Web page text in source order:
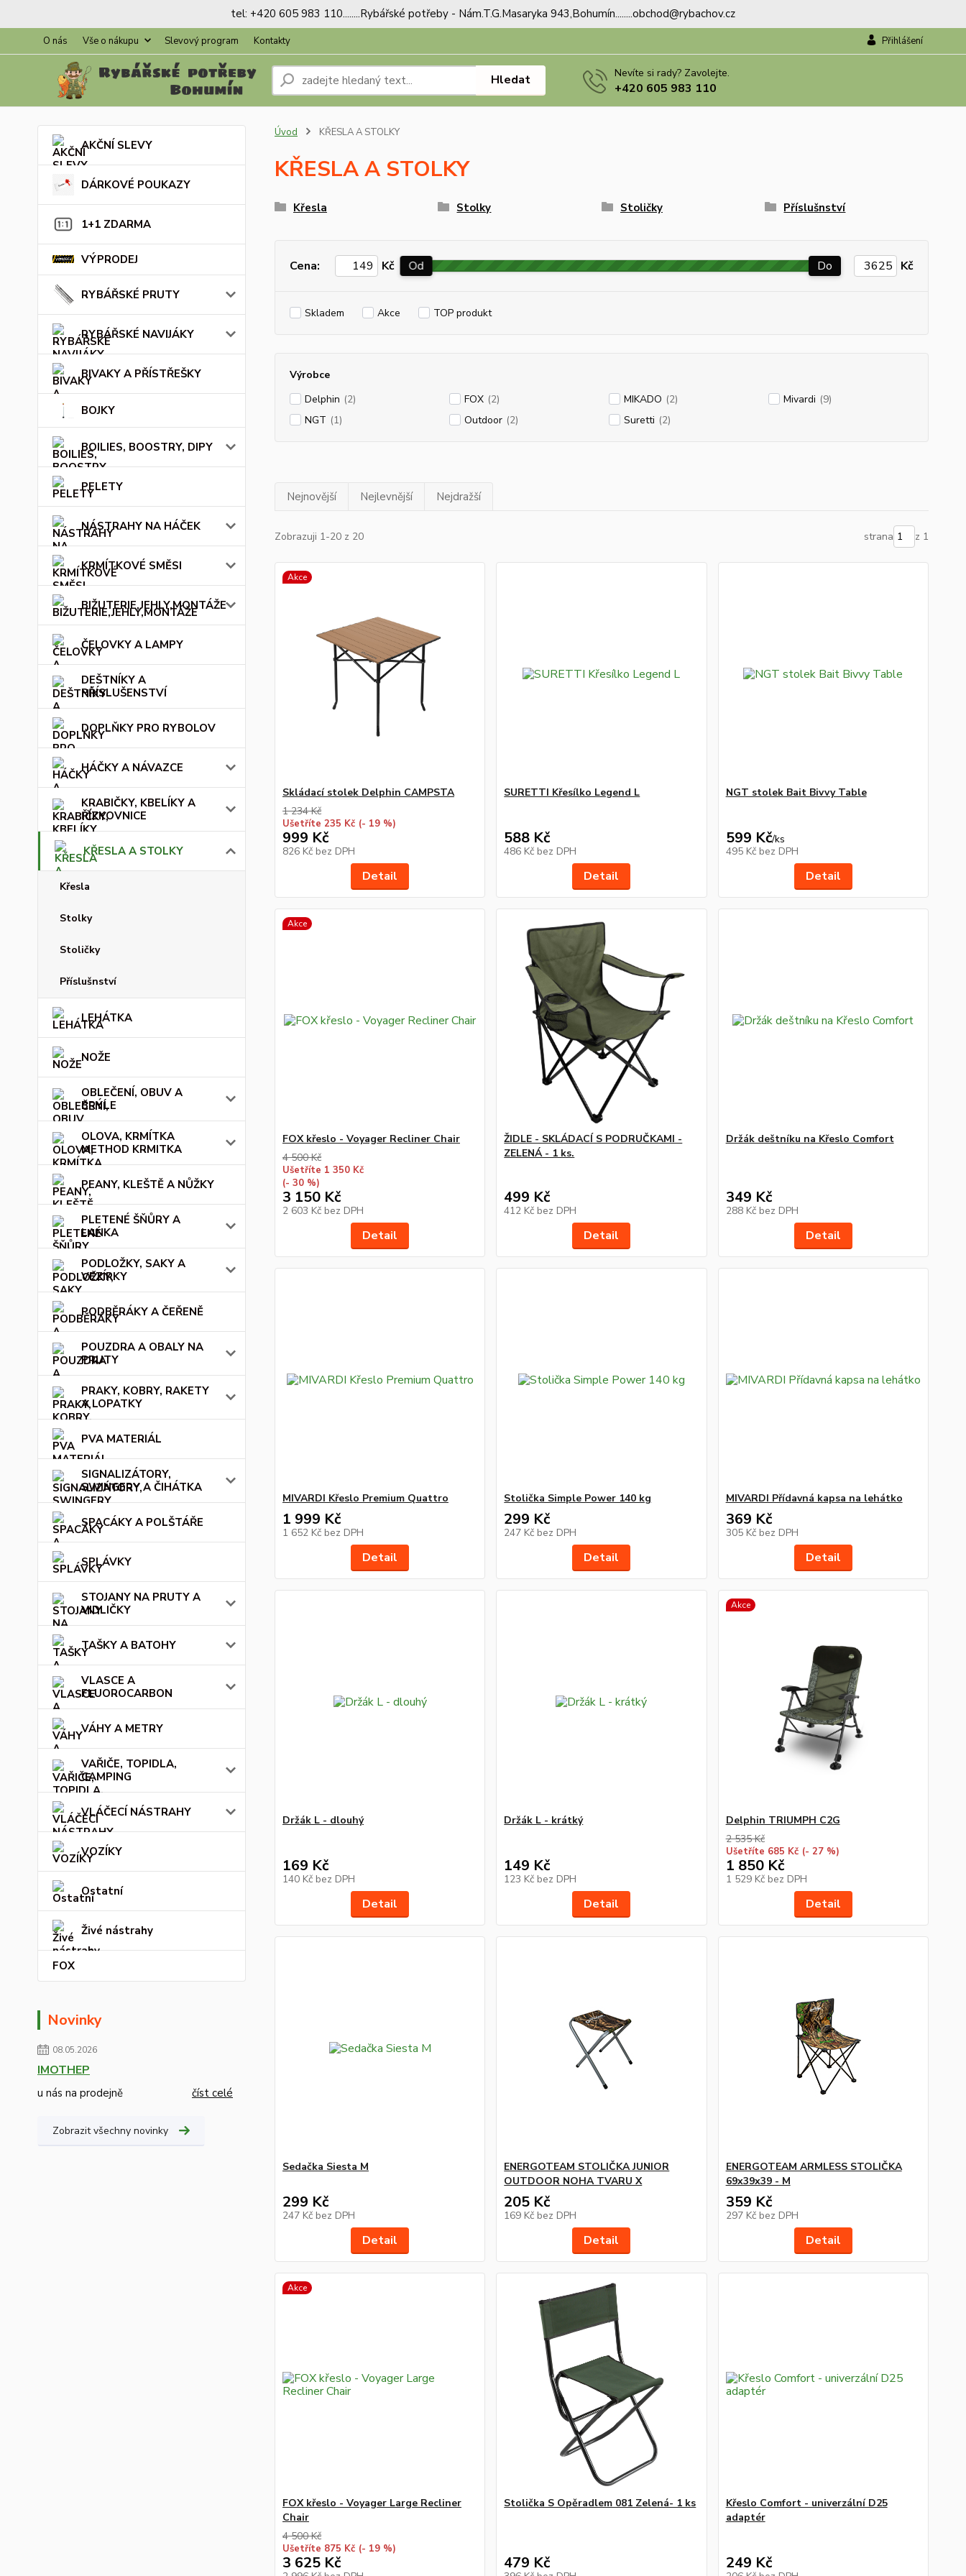
tel: +420 605 983 110........Rybářské potřeby - Nám.T.G.Masaryka 943,Bohumín........obchod@rybachov.cz
O nás Vše o nákupu Slevový program Kontakty Přihlášení
Hledat Nevíte si rady? Zavolejte.
+420 605 983 110
AKČNÍ SLEVY
DÁRKOVÉ POUKAZY
1+1 ZDARMA
VÝPRODEJ
RYBÁŘSKÉ PRUTY
RYBÁŘSKÉ NAVIJÁKY
BIVAKY A PŘÍSTŘEŠKY
BOJKY
BOILIES, BOOSTRY, DIPY
PELETY
NÁSTRAHY NA HÁČEK
KRMÍTKOVÉ SMĚSI
BIŽUTERIE,JEHLY,MONTÁŽE
ČELOVKY A LAMPY
DEŠTNÍKY A
PŘÍSLUŠENSTVÍ
DOPLŇKY PRO RYBOLOV
HÁČKY A NÁVAZCE
KRABIČKY, KBELÍKY A
ŘÍZKOVNICE
KŘESLA A STOLKY
Křesla
Stolky
Stoličky
Příslušnství
LEHÁTKA
NOŽE
OBLEČENÍ, OBUV A
BRÝLE
OLOVA, KRMÍTKA
METHOD KRMITKA
PEANY, KLEŠTĚ A NŮŽKY
PLETENÉ ŠŇŮRY A
LANKA
PODLOŽKY, SAKY A
VEZÍRKY
PODBĚRÁKY A ČEŘENĚ
POUZDRA A OBALY NA
PRUTY
PRAKY, KOBRY, RAKETY
A LOPATKY
PVA MATERIÁL
SIGNALIZÁTORY,
SWINGERY A ČIHÁTKA
SPACÁKY A POLŠTÁŘE
SPLÁVKY
STOJANY NA PRUTY A
VIDLIČKY
TAŠKY A BATOHY
VLASCE A
FLUOROCARBON
VÁHY A METRY
VAŘIČE, TOPIDLA,
CAMPING
VLÁČECÍ NÁSTRAHY
VOZÍKY
Ostatní
Živé nástrahy
FOX
Novinky
08.05.2026
IMOTHEP
u nás na prodejně číst celé
Zobrazit všechny novinky
Úvod KŘESLA A STOLKY
KŘESLA A STOLKY
Křesla Stolky Stoličky Příslušnství
Cena: Kč Od Do Kč
Skladem Akce TOP produkt
Výrobce
Delphin (2) FOX (2) MIKADO (2) Mivardi (9)
NGT (1) Outdoor (2) Suretti (2)
Nejnovější Nejlevnější Nejdražší
Zobrazuji 1-20 z 20 strana z 1
Akce
Skládací stolek Delphin CAMPSTA
1 234 Kč
Ušetříte 235 Kč (- 19 %)
999 Kč
826 Kč bez DPH
Detail
SURETTI Křesílko Legend L
588 Kč
486 Kč bez DPH
Detail
NGT stolek Bait Bivvy Table
599 Kč/ks
495 Kč bez DPH
Detail
Akce
FOX křeslo - Voyager Recliner Chair
4 500 Kč
Ušetříte 1 350 Kč
(- 30 %)
3 150 Kč
2 603 Kč bez DPH
Detail
ŽIDLE - SKLÁDACÍ S PODRUČKAMI -
ZELENÁ - 1 ks.
499 Kč
412 Kč bez DPH
Detail
Držák deštníku na Křeslo Comfort
349 Kč
288 Kč bez DPH
Detail
MIVARDI Křeslo Premium Quattro
1 999 Kč
1 652 Kč bez DPH
Detail
Stolička Simple Power 140 kg
299 Kč
247 Kč bez DPH
Detail
MIVARDI Přídavná kapsa na lehátko
369 Kč
305 Kč bez DPH
Detail
Držák L - dlouhý
169 Kč
140 Kč bez DPH
Detail
Držák L - krátký
149 Kč
123 Kč bez DPH
Detail
Akce
Delphin TRIUMPH C2G
2 535 Kč
Ušetříte 685 Kč (- 27 %)
1 850 Kč
1 529 Kč bez DPH
Detail
Sedačka Siesta M
299 Kč
247 Kč bez DPH
Detail
ENERGOTEAM STOLIČKA JUNIOR
OUTDOOR NOHA TVARU X
205 Kč
169 Kč bez DPH
Detail
ENERGOTEAM ARMLESS STOLIČKA
69x39x39 - M
359 Kč
297 Kč bez DPH
Detail
Akce
FOX křeslo - Voyager Large Recliner
Chair
4 500 Kč
Ušetříte 875 Kč (- 19 %)
3 625 Kč
Stolička S Opěradlem 081 Zelená- 1 ks
479 Kč
Křeslo Comfort - univerzální D25
adaptér
249 Kč